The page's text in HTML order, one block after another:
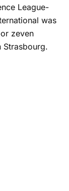
League-
was
zeven
Strasbourg.